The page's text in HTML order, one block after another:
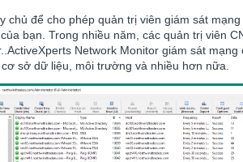
chủ để cho phép quản trị viên giám sát
bạn. Trong nhiều năm, các quản trị viên
Network Monitor giám sát
sở dữ liệu, môi trường và nhiều hơn nữa.